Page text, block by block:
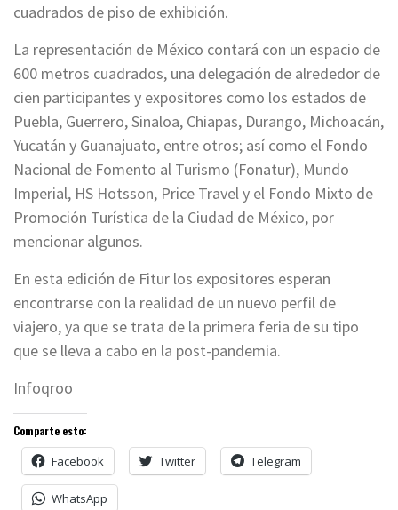
cuadrados de piso de exhibición.
La representación de México contará con un espacio de
600 metros cuadrados, una delegación de alrededor de
cien participantes y expositores como los estados de
Puebla, Guerrero, Sinaloa, Chiapas, Durango, Michoacán,
Yucatán y Guanajuato, entre otros; así como el Fondo
Nacional de Fomento al Turismo (Fonatur), Mundo
Imperial, HS Hotsson, Price Travel y el Fondo Mixto de
Promoción Turística de la Ciudad de México, por
mencionar algunos.
En esta edición de Fitur los expositores esperan
encontrarse con la realidad de un nuevo perfil de
viajero, ya que se trata de la primera feria de su tipo
que se lleva a cabo en la post-pandemia.
Infoqroo
Comparte esto:
Facebook Twitter Telegram
WhatsApp